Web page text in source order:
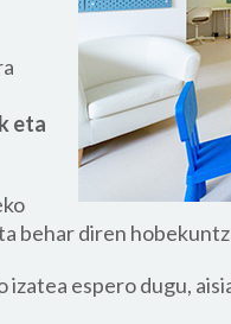
eta
behar diren
espero dugu,